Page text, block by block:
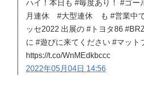
ハイ！本日も #毎度あり！ #ゴー
月連休 #大型連休 も #営業中
ッセ2022 出展の #トヨタ86
に #遊びに来てください #マッ
https://t.co/WnMEdkbccc
2022年05月04日 14:56